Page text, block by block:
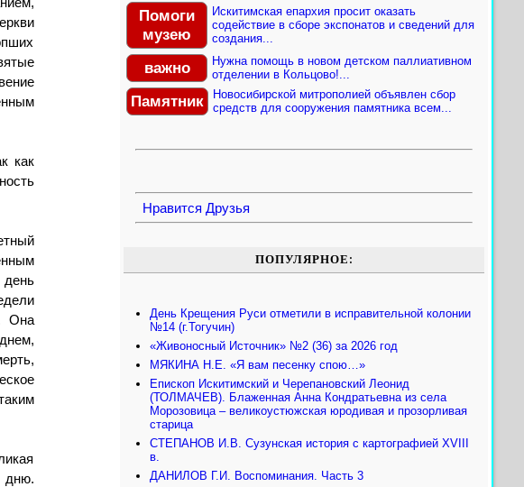
как
день
Она
дню.
Помоги
музею
Искитимская епархия просит оказать
содействие в сборе экспонатов и сведений для
создания...
важно
Нужна помощь в новом детском паллиативном
отделении в Кольцово!...
Памятник
Новосибирской митрополией объявлен сбор
средств для сооружения памятника всем...
Нравится Друзья
ПОПУЛЯРНОЕ:
День Крещения Руси отметили в исправительной колонии
№14 (г.Тогучин)
«Живоносный Источник» №2 (36) за 2026 год
МЯКИНА Н.Е. «Я вам песенку спою…»
Епископ Искитимский и Черепановский Леонид
(ТОЛМАЧЕВ). Блаженная Анна Кондратьевна из села
Морозовица – великоустюжская юродивая и прозорливая
старица
СТЕПАНОВ И.В. Сузунская история с картографией XVIII
в.
ДАНИЛОВ Г.И. Воспоминания. Часть 3